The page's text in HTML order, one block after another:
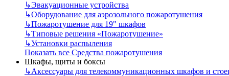
↳Эвакуационные устройства
↳Оборудование для аэрозольного пожаротушения
↳Пожаротушение для 19" шкафов
↳Типовые решения «Пожаротушение»
↳Установки распыления
Показать все Средства пожаротушения
Шкафы, щиты и боксы
↳Аксессуары для телекоммуникационных шкафов и